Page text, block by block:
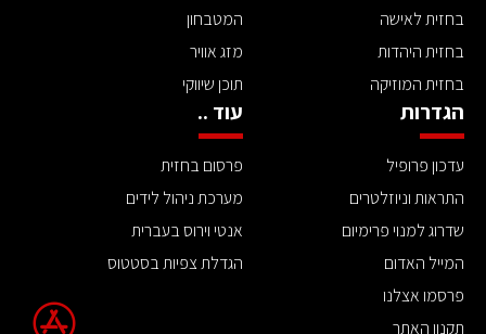
בחזית לאישה
בחזית היהדות
בחזית המוזיקה
המטבחון
מזג אוויר
תוכן שיווקי
הגדרות
עדכון פרופיל
התראות וניוזלטרים
שדרוג למנוי פרימיום
המייל האדום
פרסמו אצלנו
תקנון האתר
עוד ..
פרסום בחזית
מערכת ניהול לידים
אנטי וירוס בעברית
הגדלת צפיות בסטטוס